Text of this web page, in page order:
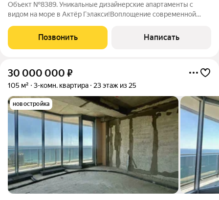
Объект №8389. Уникальные дизайнерские апартаменты с
видом на море в Актёр Гэлакси!Воплощение современной
душой для ценителей безупречного комфорта и стиля. Готов к
заселению!Идеальная
Позвонить Написать
30 000 000 ₽
105 м² 3-комн. квартира 23 этаж из 25
новостройка